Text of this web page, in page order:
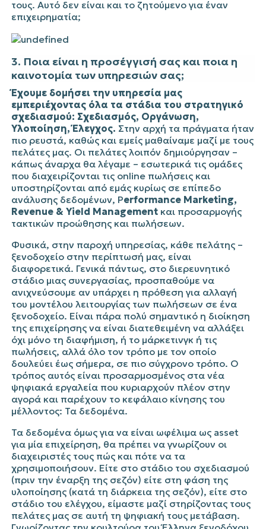
τους. Αυτό δεν είναι και το ζητούμενο για έναν
επιχειρηματία;
3. Ποια είναι η προσέγγισή σας και ποια η
καινοτομία των υπηρεσιών σας;
Έχουμε δομήσει την υπηρεσία μας
εμπεριέχοντας όλα τα στάδια του στρατηγικό
σχεδιασμού: Σχεδιασμός, Οργάνωση,
Υλοποίηση, Έλεγχος. Στην αρχή τα πράγματα ήταν
πιο ρευστά, καθώς και εμείς μαθαίναμε μαζί με τους
πελάτες μας. Οι πελάτες λοιπόν δημιούργησαν –
κάπως άναρχα θα λέγαμε – εσωτερικά τις ομάδες
που διαχειρίζονται τις online πωλήσεις και
υποστηρίζονται από εμάς κυρίως σε επίπεδο
ανάλυσης δεδομένων, Performance Marketing,
Revenue & Yield Managementκαι προσαρμογής
τακτικών προώθησης και πωλήσεων.
Φυσικά, στην παροχή υπηρεσίας, κάθε πελάτης –
ξενοδοχείο στην περίπτωσή μας, είναι
διαφορετικά. Γενικά πάντως, στο διερευνητικό
στάδιο μιας συνεργασίας, προσπαθούμε να
ανιχνεύσουμε αν υπάρχει η πρόθεση για αλλαγή
του μοντέλου λειτουργίας των πωλήσεων σε ένα
ξενοδοχείο. Είναι πάρα πολύ σημαντικό η διοίκηση
της επιχείρησης να είναι διατεθειμένη να αλλάξει
όχι μόνο τη διαφήμιση, ή το μάρκετινγκ ή τις
πωλήσεις, αλλά όλο τον τρόπο με τον οποίο
δουλεύει έως σήμερα, σε πιο σύγχρονο τρόπο. Ο
τρόπος αυτός είναι προσαρμοσμένος στα νέα
ψηφιακά εργαλεία που κυριαρχούν πλέον στην
αγορά και παρέχουν το κεφάλαιο κίνησης του
μέλλοντος: Τα δεδομένα.
Τα δεδομένα όμως για να είναι ωφέλιμα ως asset
για μία επιχείρηση, θα πρέπει να γνωρίζουν οι
διαχειριστές τους πώς και πότε να τα
χρησιμοποιήσουν. Είτε στο στάδιο του σχεδιασμού
(πριν την έναρξη της σεζόν) είτε στη φάση της
υλοποίησης (κατά τη διάρκεια της σεζόν), είτε στο
στάδιο του ελέγχου, είμαστε μαζί στηρίζοντας τους
πελάτες μας σε αυτή τη ψηφιακή τους μετάβαση.